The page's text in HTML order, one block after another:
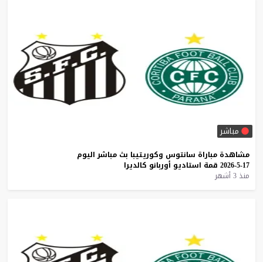
مباشر
مشاهدة مباراة سانتوس وكوريتيبا بث مباشر اليوم
17-5-2026
قمة استاديو أوربانو كالديرا
منذ 3 أشهر